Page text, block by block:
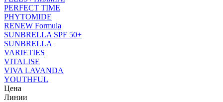
PERFECT TIME
PHYTOMIDE
RENEW Formula
SUNBRELLA SPF 50+
SUNBRELLA
VARIETIES
VITALISE
VIVA LAVANDA
YOUTHFUL
Цена
Линии